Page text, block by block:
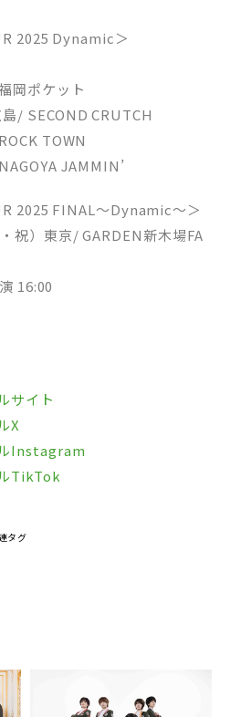
2025 Dynamic＞
岡ポケット
/ SECOND CRUTCH
TOWN
JAMMIN’
2025 FINAL～Dynamic～＞
祝）東京/ GARDEN新木場FA
16:00
サイト
X
Instagram
TikTok
タグ